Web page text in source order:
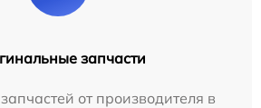
запчасти
от производителя в